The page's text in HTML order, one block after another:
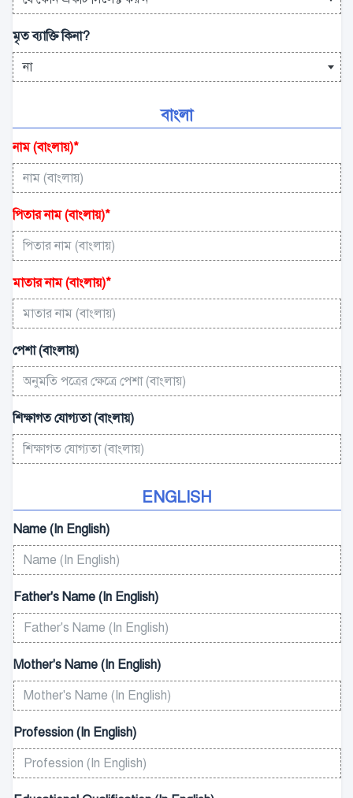
মৃত ব্যাক্তি কিনা?
না
বাংলা
নাম (বাংলায়)*
পিতার নাম (বাংলায়)*
মাতার নাম (বাংলায়)*
পেশা (বাংলায়)
শিক্ষাগত যোগ্যতা (বাংলায়)
ENGLISH
Name (In English)
Father's Name (In English)
Mother's Name (In English)
Profession (In English)